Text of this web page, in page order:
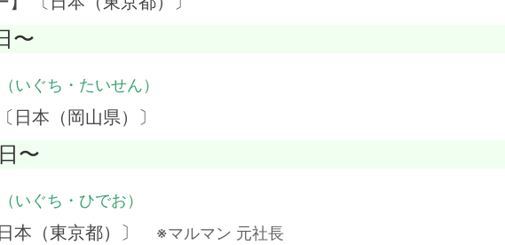
〜
（いぐち・たいせん）
日本（岡山県）〕
〜
（いぐち・ひでお）
本（東京都）〕 ※マルマン 元社長